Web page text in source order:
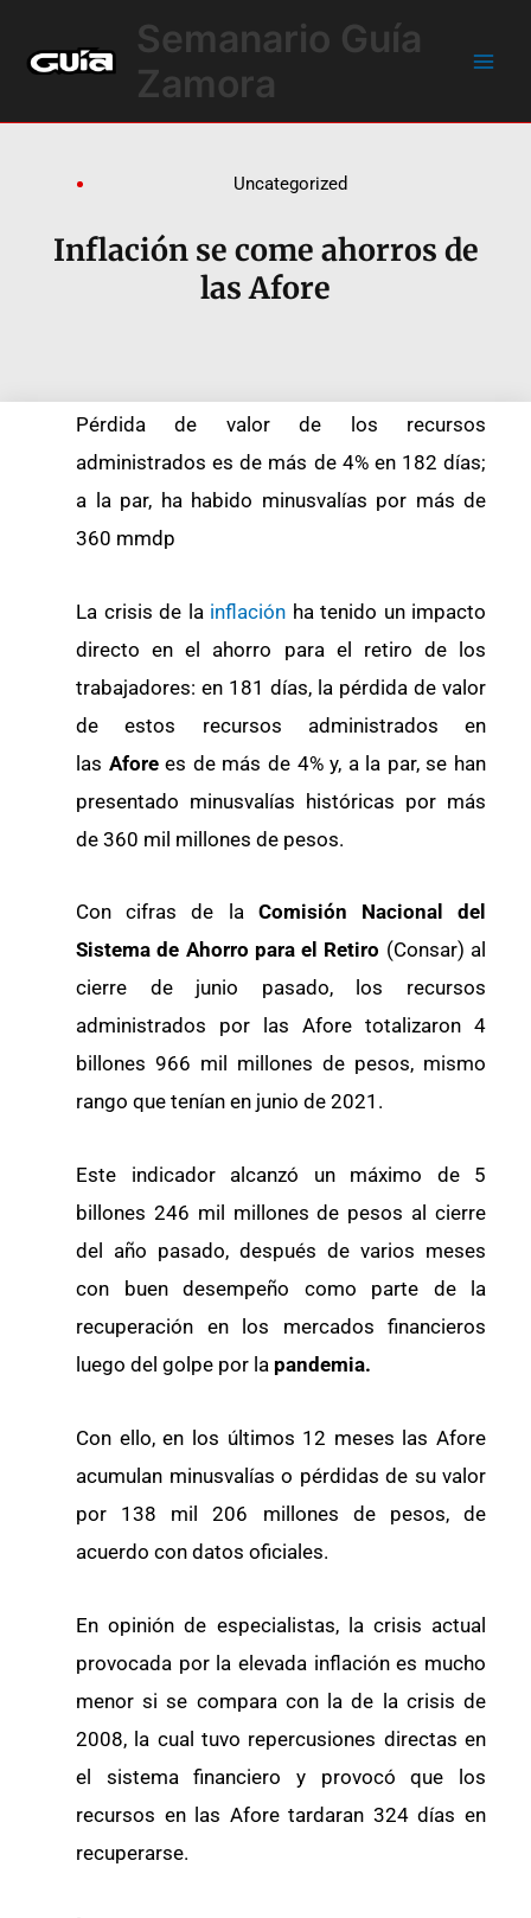
contenido
Semanario Guía
Zamora
Uncategorized
Inflación se come ahorros de
las Afore
Pérdida de valor de los recursos
administrados es de más de 4% en 182 días;
a la par, ha habido minusvalías por más de
360 mmdp
La crisis de la inflación ha tenido un impacto
directo en el ahorro para el retiro de los
trabajadores: en 181 días, la pérdida de valor
de estos recursos administrados en
las Aforees de más de 4% y, a la par, se han
presentado minusvalías históricas por más
de 360 mil millones de pesos.
Con cifras de la Comisión Nacional del
Sistema de Ahorro para el Retiro (Consar) al
cierre de junio pasado, los recursos
administrados por las Afore totalizaron 4
billones 966 mil millones de pesos, mismo
rango que tenían en junio de 2021.
Este indicador alcanzó un máximo de 5
billones 246 mil millones de pesos al cierre
del año pasado, después de varios meses
con buen desempeño como parte de la
recuperación en los mercados financieros
luego del golpe por la pandemia.
Con ello, en los últimos 12 meses las Afore
acumulan minusvalías o pérdidas de su valor
por 138 mil 206 millones de pesos, de
acuerdo con datos oficiales.
En opinión de especialistas, la crisis actual
provocada por la elevada inflación es mucho
menor si se compara con la de la crisis de
2008, la cual tuvo repercusiones directas en
el sistema financiero y provocó que los
recursos en las Afore tardaran 324 días en
recuperarse.